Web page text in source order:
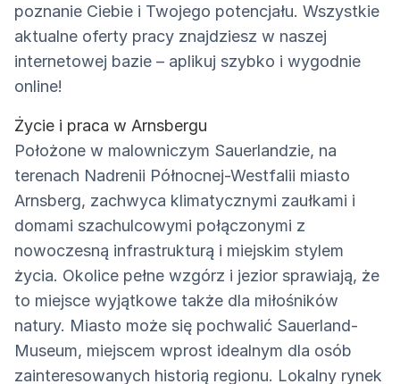
poznanie Ciebie i Twojego potencjału. Wszystkie
aktualne oferty pracy znajdziesz w naszej
internetowej bazie – aplikuj szybko i wygodnie
online!
Życie i praca w Arnsbergu
Położone w malowniczym Sauerlandzie, na
terenach Nadrenii Północnej-Westfalii miasto
Arnsberg, zachwyca klimatycznymi zaułkami i
domami szachulcowymi połączonymi z
nowoczesną infrastrukturą i miejskim stylem
życia. Okolice pełne wzgórz i jezior sprawiają, że
to miejsce wyjątkowe także dla miłośników
natury. Miasto może się pochwalić Sauerland-
Museum, miejscem wprost idealnym dla osób
zainteresowanych historią regionu. Lokalny rynek